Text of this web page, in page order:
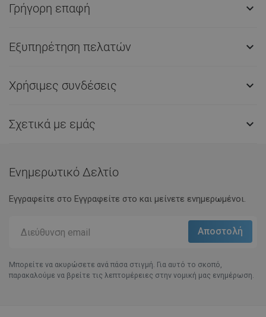
Γρήγορη επαφή 
Εξυπηρέτηση πελατών 
Χρήσιμες συνδέσεις 
Σχετικά με εμάς 
Ενημερωτικό Δελτίο
Εγγραφείτε στο Eγγραφείτε στο και μείνετε ενημερωμένοι.
Μπορείτε να ακυρώσετε ανά πάσα στιγμή. Για αυτό το σκοπό,
παρακαλούμε να βρείτε τις λεπτομέρειες στην νομική μας ενημέρωση.